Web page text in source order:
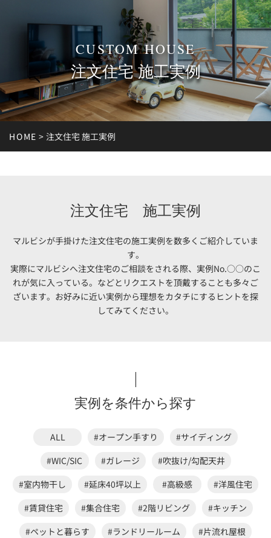
CUSTOM HOUSE
注文住宅 施工実例
HOME > 注文住宅 施工実例
注文住宅 施工実例
マルビシが手掛けた注文住宅の施工実例を数多くご紹介していま
す。
実際にマルビシへ注文住宅のご相談をされる際、実例No.○○のこ
れが気に入っている。などと リクエストを頂戴することも多々ご
ざいます。 お好みに近い実例から理想をカタチにするヒントを探
してみてください。
実例を条件から探す
ALL #オープン手すり
#サイディング
#WIC/SIC
#ガレージ
#吹抜け/勾配天井
#室内物干し
#延床40坪以上 #高級感
#洋風住宅
#賃貸住宅
#集合住宅 #2階リビング
#キッチン
#ペットと暮らす
#ランドリールーム
#片流れ屋根